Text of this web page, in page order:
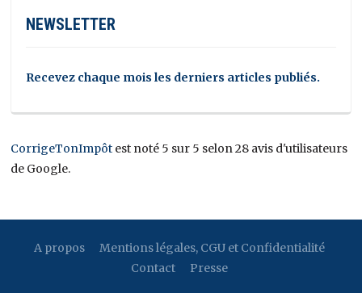
NEWSLETTER
Recevez chaque mois les derniers articles publiés.
CorrigeTonImpôt est noté 5 sur 5 selon 28 avis d'utilisateurs
de Google.
A propos
Mentions légales, CGU et Confidentialité
Contact
Presse